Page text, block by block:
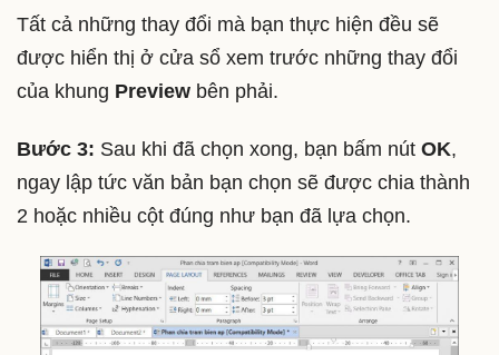
Tất cả những thay đổi mà bạn thực hiện đều sẽ
được hiển thị ở cửa sổ xem trước những thay đổi
của khung Preview bên phải.
Bước 3: Sau khi đã chọn xong, bạn bấm nút OK,
ngay lập tức văn bản bạn chọn sẽ được chia thành
2 hoặc nhiều cột đúng như bạn đã lựa chọn.